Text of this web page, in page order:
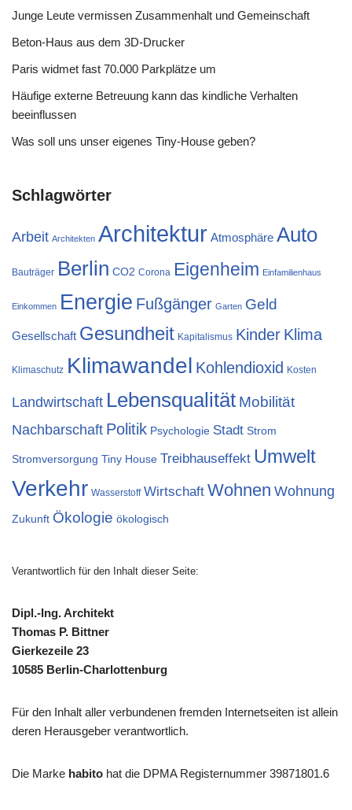
Junge Leute vermissen Zusammenhalt und Gemeinschaft
Beton-Haus aus dem 3D-Drucker
Paris widmet fast 70.000 Parkplätze um
Häufige externe Betreuung kann das kindliche Verhalten
beeinflussen
Was soll uns unser eigenes Tiny-House geben?
Schlagwörter
Arbeit Architekten Architektur Atmosphäre Auto
Bauträger Berlin CO2 Corona Eigenheim Einfamilienhaus
Einkommen Energie Fußgänger Garten Geld
Gesellschaft Gesundheit Kapitalismus Kinder Klima
Klimaschutz Klimawandel Kohlendioxid Kosten
Landwirtschaft Lebensqualität Mobilität
Nachbarschaft Politik Psychologie Stadt Strom
Stromversorgung Tiny House Treibhauseffekt Umwelt
Verkehr Wasserstoff Wirtschaft Wohnen Wohnung
Zukunft Ökologie ökologisch
Verantwortlich für den Inhalt dieser Seite:
Dipl.-Ing. Architekt
Thomas P. Bittner
Gierkezeile 23
10585 Berlin-Charlottenburg
Für den Inhalt aller verbundenen fremden Internetseiten ist allein
deren Herausgeber verantwortlich.
Die Marke habito hat die DPMA Registernummer 39871801.6